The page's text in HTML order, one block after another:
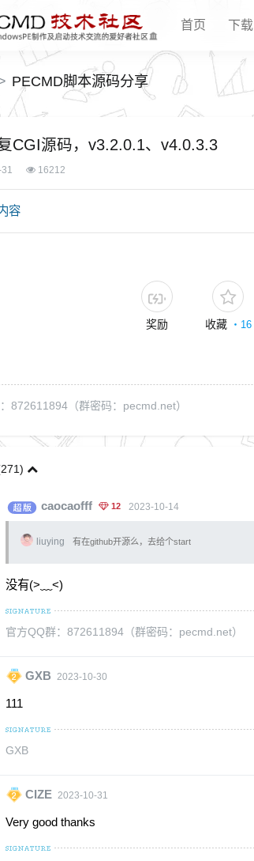
首页 下载
PECMD脚本源码分享
CGI源码，v3.2.0.1、v4.0.3.3
16212
容
奖励 收藏 ・ 16
872611894（群密码：pecmd.net）
271)
caocaofff 12 2023-10-14
liuying 有在github开源么，去给个start
没有(>﹏<)
官方QQ群：872611894（群密码：pecmd.net）
GXB 2023-10-30
111
GXB
CIZE 2023-10-31
Very good thanks